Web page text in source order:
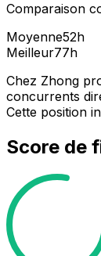
Comparaison
Moyenne52h
Meilleur77h
Chez Zhong
concurrents
Cette position
Score de